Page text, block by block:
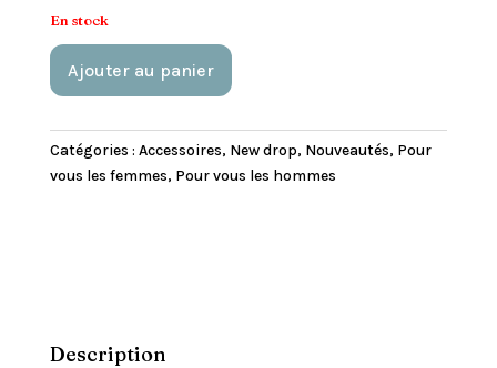
En stock
Ajouter au panier
A
l
e
r
n
Catégories : Accessoires, New drop, Nouveautés, Pour
vous les femmes, Pour vous les hommes
Description